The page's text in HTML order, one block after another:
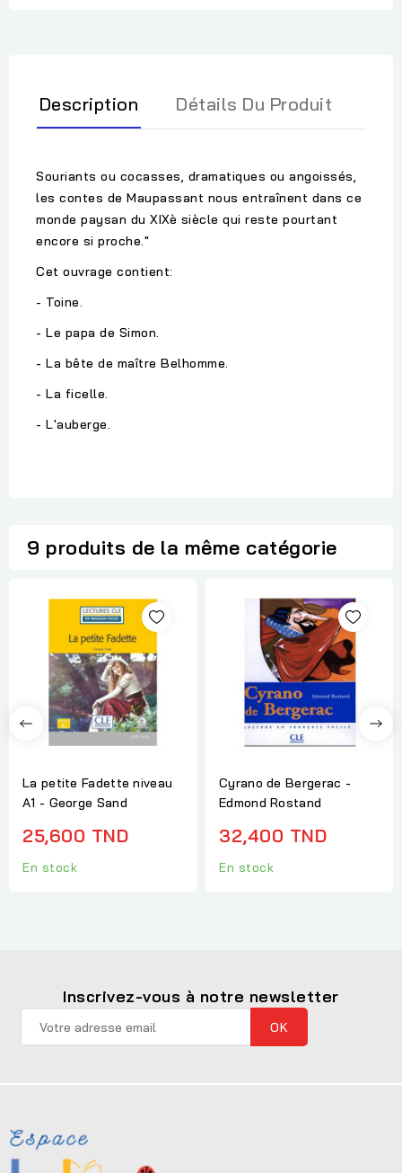
Description Détails Du Produit
Souriants ou cocasses, dramatiques ou angoissés,
les contes de Maupassant nous entraînent dans ce
monde paysan du XIXè siècle qui reste pourtant
encore si proche."
Cet ouvrage contient:
- Toine.
- Le papa de Simon.
- La bête de maître Belhomme.
- La ficelle.
- L'auberge.
9 produits de la même catégorie
La petite Fadette niveau
A1 - George Sand
25,600 TND
En stock
Cyrano de Bergerac -
Edmond Rostand
32,400 TND
En stock
Inscrivez-vous à notre newsletter